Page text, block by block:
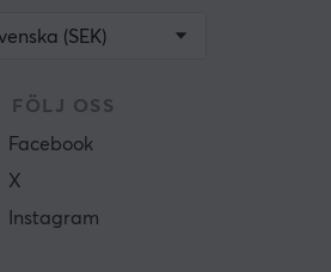
(SEK)
FÖLJ OSS
Facebook
X
Instagram